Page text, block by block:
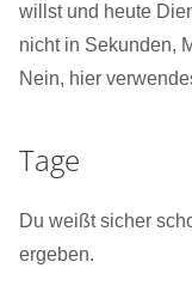
willst und heute
nicht in Sekunden,
Nein, hier
Tage
Du weißt sicher
ergeben.